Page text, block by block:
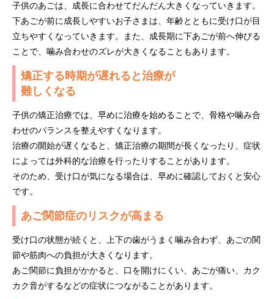
子供のあごは、成長に合わせてだんだん大きくなっていきます。
下あごが前に成長しやすいお子さまは、年齢とともに受け口が目
立ちやすくなっていきます。また、成長期に下あごが前へ伸びる
ことで、噛み合わせのズレが大きくなることもあります。
矯正する時期が遅れると治療が
難しくなる
子供の矯正治療では、早めに治療を始めることで、骨格や噛み合
わせのバランスを整えやすくなります。
治療の開始が遅くなると、矯正治療の期間が長くなったり、症状
によっては外科的な治療を行ったりすることがあります。
そのため、受け口が気になる場合は、早めに確認しておくと安心
です。
あご関節症のリスクが高まる
受け口の状態が続くと、上下の歯がうまく噛み合わず、あごの関
節や筋肉への負担が大きくなります。
あご関節に負担がかかると、口を開けにくい、あごが痛い、カク
カク音がするなどの症状につながることがあります。